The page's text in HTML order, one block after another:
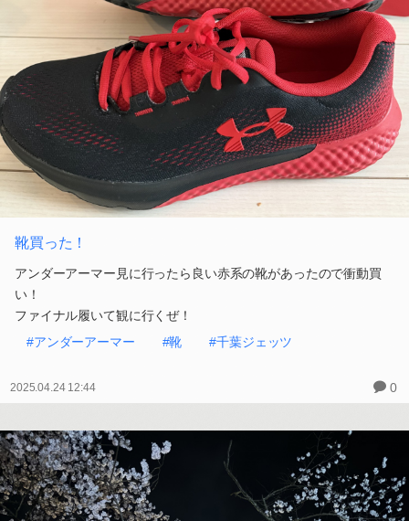
靴買った！
アンダーアーマー見に行ったら良い赤系の靴があったので衝動買
い！
ファイナル履いて観に行くぜ！
#アンダーアーマー
#靴 #千葉ジェッツ
2025.04.24 12:44 0